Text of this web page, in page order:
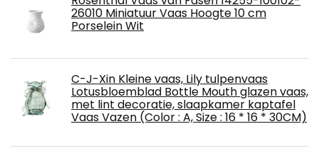
26010 Miniatuur Vaas Hoogte 10 cm
Porselein Wit
C-J-Xin Kleine vaas, Lily tulpenvaas
Lotusbloemblad Bottle Mouth glazen vaas,
met lint decoratie, slaapkamer kaptafel
Vaas Vazen (Color : A, Size : 16 * 16 * 30CM)